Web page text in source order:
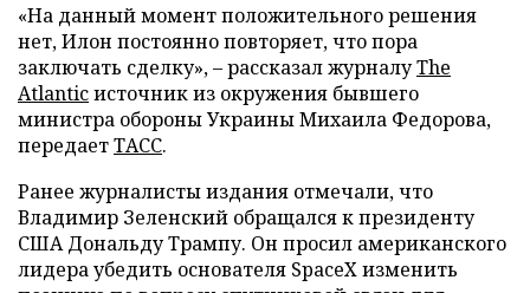
«На данный момент положительного решения
нет, Илон постоянно повторяет, что пора
заключать сделку», – рассказал журналуThe
Atlanticисточник из окружения бывшего
министра обороны Украины Михаила Федорова,
передаетТАСС.
Ранее журналисты издания отмечали, что
Владимир Зеленский обращался к президенту
США Дональду Трампу. Он просил американского
лидера убедить основателя SpaceX изменить